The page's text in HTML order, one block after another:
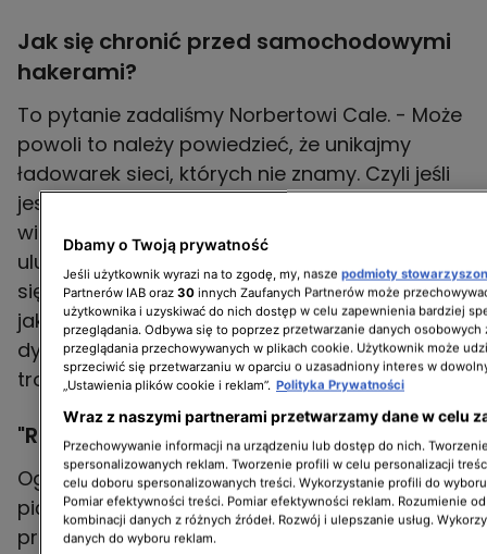
Jak się chronić przed samochodowymi
hakerami?
To pytanie zadaliśmy Norbertowi Cale. - Może
powoli to należy powiedzieć, że unikajmy
ładowarek sieci, których nie znamy. Czyli jeśli
jest jakaś ładowarka dziwnej sieci, nigdy nie
widzieliśmy i nie ma tej ładowarki w tej naszej
ulubionej aplikacji do ładowania, no to może
się na niej nie ładujmy? – mówi Cała. To tak
jak z podłączaniem obcego pendrivea, czy
dysku, do naszego laptopa - tylko tu USB jest
trochę większe, a komputer ma koła.
"Raport Turbo" - gdzie i kiedy oglądać?
Oglądaj "Raport Turbo" od poniedziałku do
piątku o 18:00 i 22:00 na kanale TVN Turbo. W
programie zawsze najnowsze doniesienia ze
Dbamy o Twoją prywatność
Jeśli użytkownik wyrazi na to zgodę, my, nasze podmioty
Partnerów IAB oraz 30 innych Zaufanych Partnerów może
użytkownika i uzyskiwać do nich dostęp w celu zapewnienia bardziej
przeglądania. Odbywa się to poprzez przetwarzanie danych osobowych
przeglądania przechowywanych w plikach cookie. Użytkownik może
sprzeciwić się przetwarzaniu w oparciu o uzasadniony interes w
„Ustawienia plików cookie i reklam”. Polityka Prywatności
Wraz z naszymi partnerami przetwarzamy dane w celu
Przechowywanie informacji na urządzeniu lub dostęp do nich.
spersonalizowanych reklam. Tworzenie profili w celu personalizacji
celu doboru spersonalizowanych treści. Wykorzystanie profili do
Pomiar efektywności treści. Pomiar efektywności reklam. Rozumienie
kombinacji danych z różnych źródeł. Rozwój i ulepszanie usług.
danych do wyboru reklam.